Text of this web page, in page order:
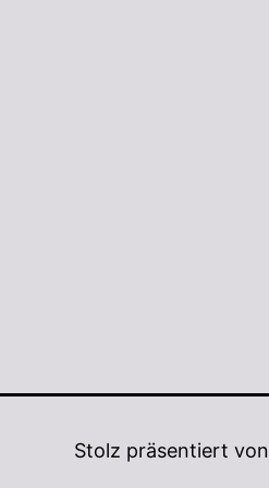
Stolz präsentiert von